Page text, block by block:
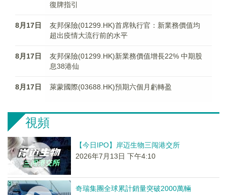
復牌指引
8月17日
友邦保險(01299.HK)首席執行官：新業務價值均
超出疫情大流行前的水平
8月17日
友邦保險(01299.HK)新業務價值增長22% 中期股
息38港仙
8月17日 萊蒙國際(03688.HK)預期六個月虧轉盈
視頻
【今日IPO】岸迈生物三闯港交所
2026年7月13日 下午4:10
奇瑞集團全球累計銷量突破2000萬輛